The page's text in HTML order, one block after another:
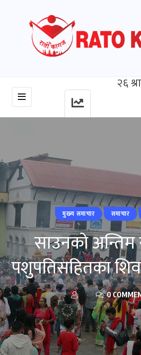
२६
मुख्‍य समाचार समाचार
साउनको अन्तिम
पशुपतिसहितका
0